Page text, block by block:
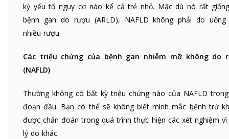
kỳ yếu tố nguy cơ nào kể cả trẻ nhỏ. Mặc dù nó rất
bệnh gan do rượu (ARLD), NAFLD không phải do uống
nhiều rượu.
Các triệu chứng của bệnh gan nhiễm mỡ không do
(NAFLD)
Thường không có bất kỳ triệu chứng nào của NAFLD
đoạn đầu. Bạn có thể sẽ không biết mình mắc bệnh trừ
được chẩn đoán trong quá trình thực hiện các xét nghiệm
lý do khác.